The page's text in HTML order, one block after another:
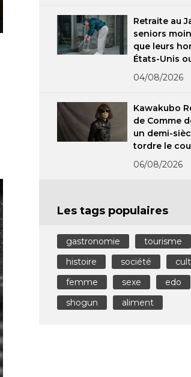
Retraite au
seniors
que leurs
États-Unis
04/08/2026
Kawakubo
de Comme
un demi-
tordre le
de la mode
06/08/2026
Les tags populaires
gastronomie
tourisme
histoire
société
femme
sexe
edo
shogun
aliment